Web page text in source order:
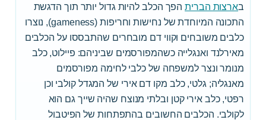
בארצות הבריתהפך הכלב להיות גדול יותר תוך הדגשת
התכונה המיוחדת של נחישות וחריפות (gameness), נוצרו
כלבים משובחים וקווי דם מובחרים שהתבססו על הכלבים
מאירלנד ואנגלייה כשהמפורסמים שביניהם: פיילוט, כלב
מנומר ונצר למשפחה של כלבי לחימה מפורסמים
מאנגליה; גלטי, כלב מקו דם אירי של המגדל קולבי וכן
רפטי, כלב אירי קטן ובלתי מנוצח שהיה שייך גם הוא
לקולבי. הכלבים החשובים בהתפתחות של הפיטבול